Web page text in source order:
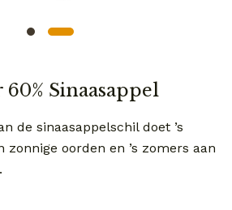
Sinaasappel
de sinaasappelschil doet ’s
zonnige oorden en ’s zomers aan